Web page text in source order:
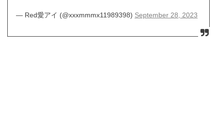
— Red愛アイ (@xxxmmmx11989398) September 28, 2023